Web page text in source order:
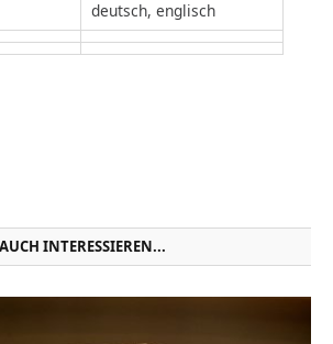
deutsch, englisch
INTERESSIEREN...